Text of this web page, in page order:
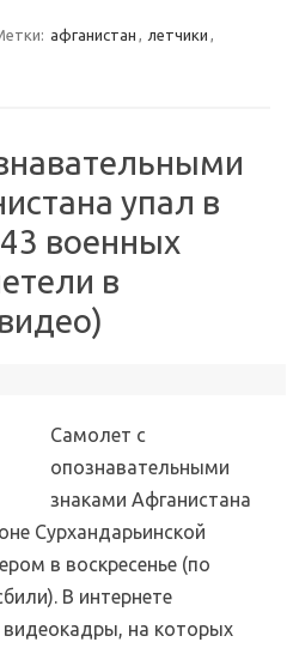
афганистан , летчики ,
упал в
военных
в
Cамолет с
опознавательными
знаками Афганистана
Сурхандарьинской
в воскресенье (по
В интернете
на которых